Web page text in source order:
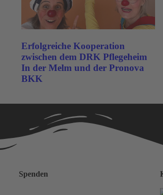
Erfolgreiche Kooperation
zwischen dem DRK Pflegeheim
In der Melm und der Pronova
BKK
Spenden